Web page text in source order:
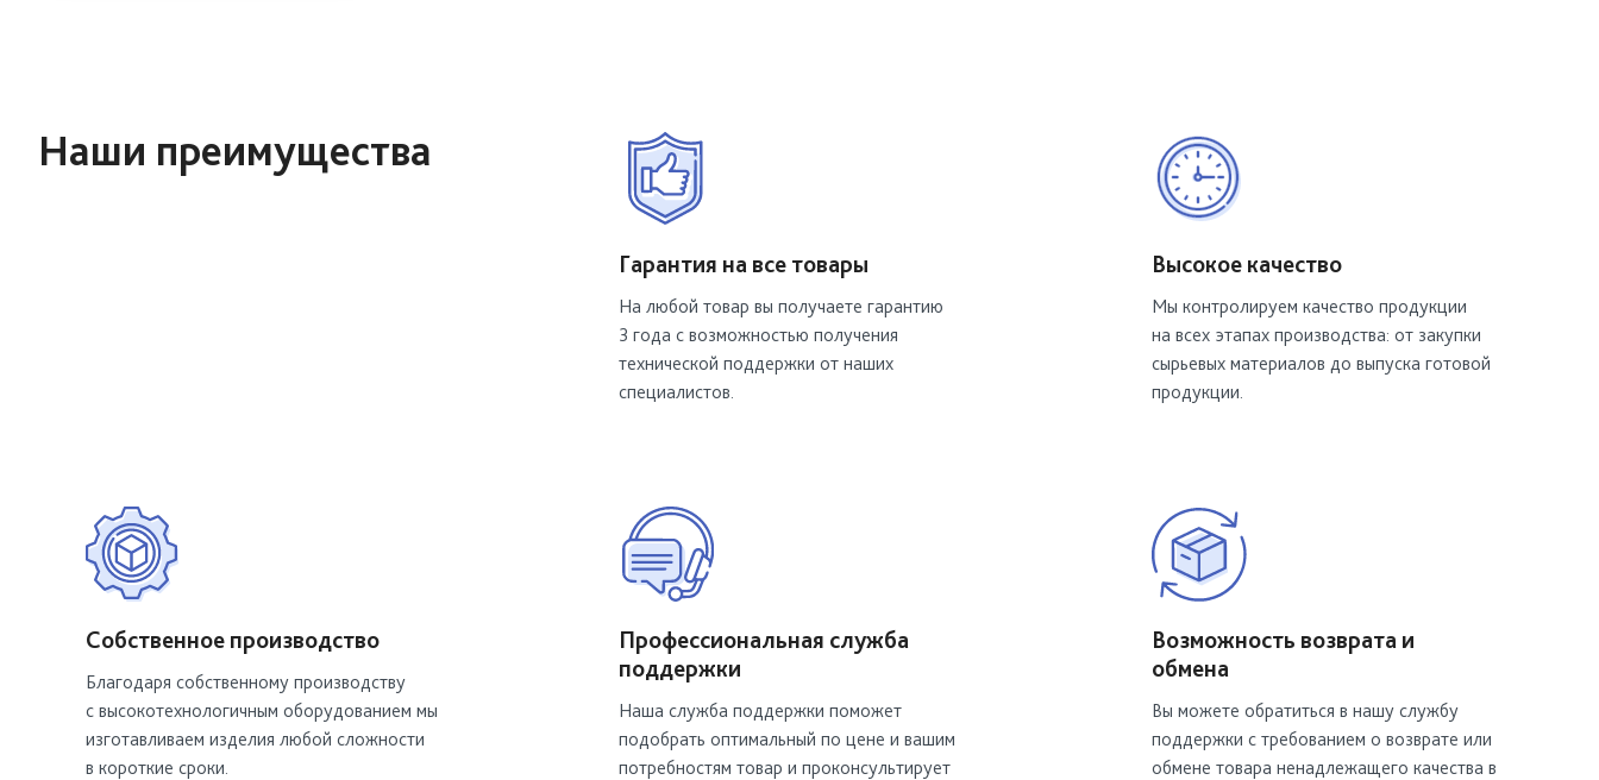
Наши преимущества
Гарантия на все товары
На любой товар вы получаете гарантию
3 года с возможностью получения
технической поддержки от наших
специалистов.
Высокое качество
Мы контролируем качество продукции
на всех этапах производства: от закупки
сырьевых материалов до выпуска готовой
продукции.
Собственное производство
Благодаря собственному производству
с высокотехнологичным оборудованием мы
изготавливаем изделия любой сложности
в короткие сроки.
Профессиональная служба
поддержки
Наша служба поддержки поможет
подобрать оптимальный по цене и вашим
потребностям товар и проконсультирует
Возможность возврата и
обмена
Вы можете обратиться в нашу службу
поддержки с требованием о возврате или
обмене товара ненадлежащего качества в